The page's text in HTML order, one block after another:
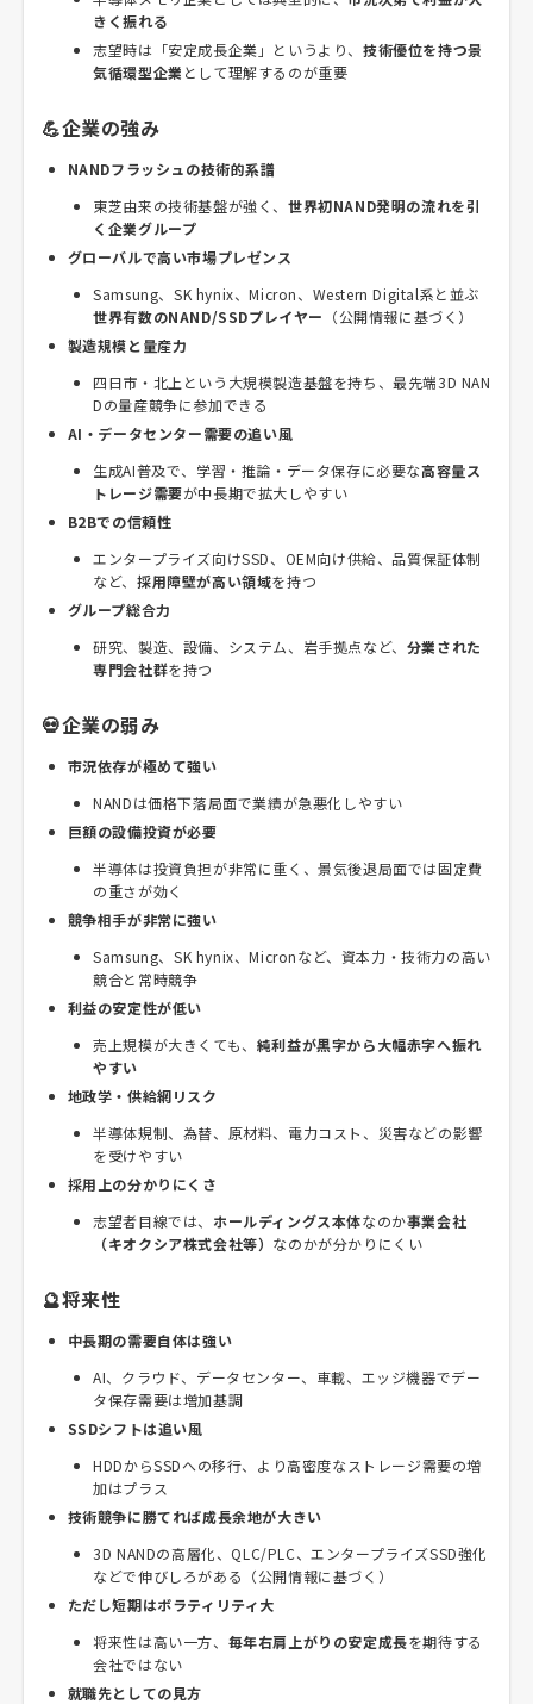
きく振れる
志望時は「安定成長企業」というより、 技術優位を持つ景
気循環型企業 として理解するのが重要
💪企業の強み
NANDフラッシュの技術的系譜
東芝由来の技術基盤が強く、 世界初NAND発明の流れを引
く企業グループ
グローバルで高い市場プレゼンス
Samsung、SK hynix、Micron、Western Digital系と並ぶ
世界有数のNAND/SSDプレイヤー （公開情報に基づく）
製造規模と量産力
四日市・北上という大規模製造基盤を持ち、最先端3D NAN
Dの量産競争に参加できる
AI・データセンター需要の追い風
生成AI普及で、学習・推論・データ保存に必要な高容量ス
トレージ需要が中長期で拡大しやすい
B2Bでの信頼性
エンタープライズ向けSSD、OEM向け供給、品質保証体制
など、 採用障壁が高い領域を持つ
グループ総合力
研究、製造、設備、システム、岩手拠点など、 分業された
専門会社群を持つ
💀企業の弱み
市況依存が極めて強い
NANDは価格下落局面で業績が急悪化しやすい
巨額の設備投資が必要
半導体は投資負担が非常に重く、景気後退局面では固定費
の重さが効く
競争相手が非常に強い
Samsung、SK hynix、Micronなど、資本力・技術力の高い
競合と常時競争
利益の安定性が低い
売上規模が大きくても、 純利益が黒字から大幅赤字へ振れ
やすい
地政学・供給網リスク
半導体規制、為替、原材料、電力コスト、災害などの影響
を受けやすい
採用上の分かりにくさ
志望者目線では、 ホールディングス本体なのか事業会社
（キオクシア株式会社等） なのかが分かりにくい
🔮将来性
中長期の需要自体は強い
AI、クラウド、データセンター、車載、エッジ機器でデー
タ保存需要は増加基調
SSDシフトは追い風
HDDからSSDへの移行、より高密度なストレージ需要の増
加はプラス
技術競争に勝てれば成長余地が大きい
3D NANDの高層化、QLC/PLC、エンタープライズSSD強化
などで伸びしろがある（公開情報に基づく）
ただし短期はボラティリティ大
将来性は高い一方、 毎年右肩上がりの安定成長を期待する
会社ではない
就職先としての見方